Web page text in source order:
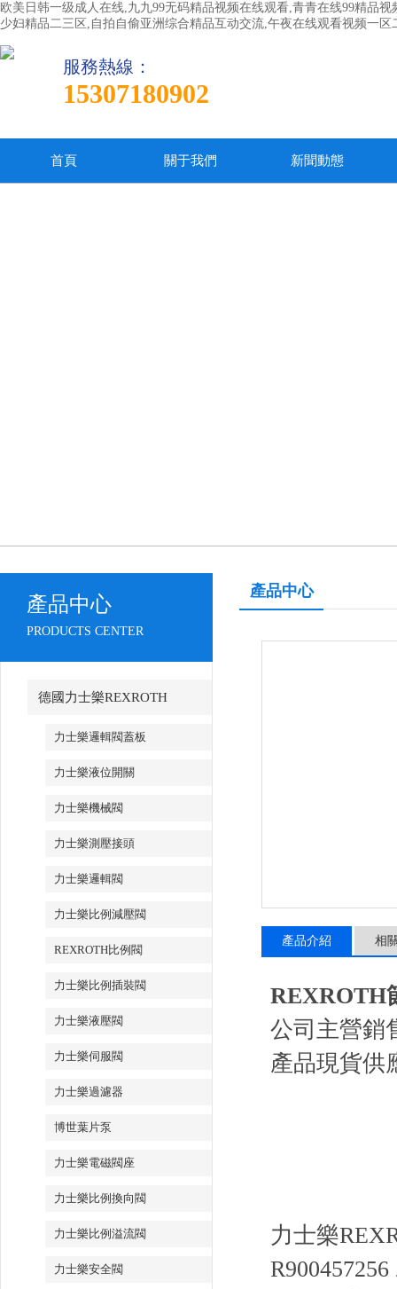
欧美日韩一级成人在线,九九99无码精品视频在线观看,青青在线99精品
少妇精品二三区,自拍自偷亚洲综合精品互动交流,午夜在线观看视频一区
服務熱線：
15307180902
首頁 關于我們 新聞動態
產品中心
PRODUCTS CENTER
德國力士樂REXROTH
力士樂邏輯閥蓋板
力士樂液位開關
力士樂機械閥
力士樂測壓接頭
力士樂邏輯閥
力士樂比例減壓閥
REXROTH比例閥
力士樂比例插裝閥
力士樂液壓閥
力士樂伺服閥
力士樂過濾器
博世葉片泵
力士樂電磁閥座
力士樂比例換向閥
力士樂比例溢流閥
力士樂安全閥
產品中心
產品介紹 相
REXROTH
公司主營銷
產品現貨供
力士樂
R900457256